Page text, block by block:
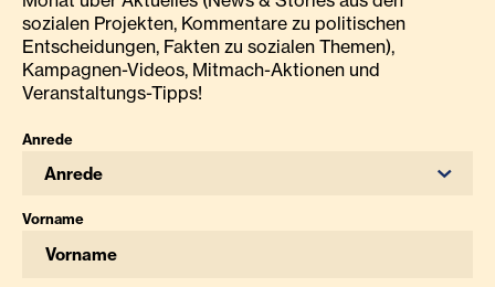
sozialen Projekten, Kommentare zu politischen
Entscheidungen, Fakten zu sozialen Themen),
Kampagnen-Videos, Mitmach-Aktionen und
Veranstaltungs-Tipps!
Anrede
Anrede
Vorname